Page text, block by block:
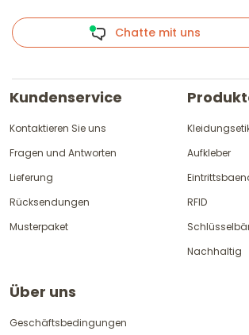
Chatte mit uns
Kundenservice
Kontaktieren Sie uns
Fragen und Antworten
Lieferung
Rücksendungen
Musterpaket
Aufkleber
RFID
Nachhaltig
Über uns
Geschäftsbedingungen